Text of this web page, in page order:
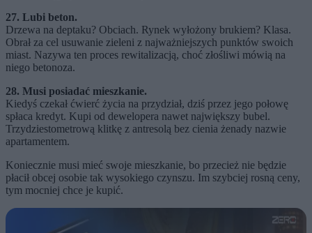
27. Lubi beton.
Drzewa na deptaku? Obciach. Rynek wyłożony brukiem? Klasa.
Obrał za cel usuwanie zieleni z najważniejszych punktów swoich
miast. Nazywa ten proces rewitalizacją, choć złośliwi mówią na
niego betonoza.
28. Musi posiadać mieszkanie.
Kiedyś czekał ćwierć życia na przydział, dziś przez jego połowę
spłaca kredyt. Kupi od dewelopera nawet największy bubel.
Trzydziestometrową klitkę z antresolą bez cienia żenady nazwie
apartamentem.
Koniecznie musi mieć swoje mieszkanie, bo przecież nie będzie
płacił obcej osobie tak wysokiego czynszu. Im szybciej rosną ceny,
tym mocniej chce je kupić.